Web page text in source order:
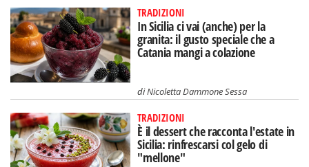
TRADIZIONI
In Sicilia ci vai (anche) per la
granita: il gusto speciale che a
Catania mangi a colazione
diNicoletta Dammone Sessa
TRADIZIONI
È il dessert che racconta l'estate in
Sicilia: rinfrescarsi col gelo di
"mellone"